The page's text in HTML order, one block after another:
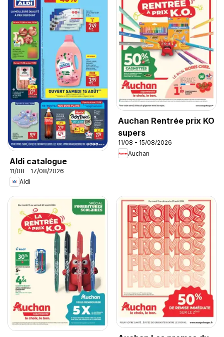
Aldi catalogue
11/08 - 17/08/2026
Aldi
Auchan Rentrée prix KO
supers
11/08 - 15/08/2026
Auchan